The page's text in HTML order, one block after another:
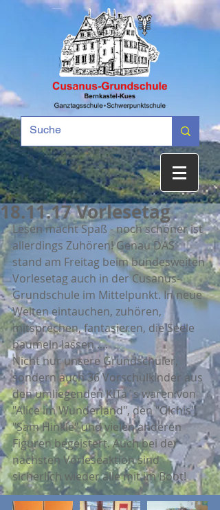
18.11.17 Vorlesetag
Lesen macht Spaß - noch schöner ist
allerdings Zuhören! Genau DAS
stand am Freitag beim bundesweiten
Vorlesetag auch in der Cusanus-
Grundschule im Mittelpunkt. In neue
Welten eintauchen, zuhören,
mitsprechen, fantasieren, die Seele
baumeln lassen ....
Nicht nur unsere Grundschüler,
sondern auch 36 Vorschulkinder aus
den umliegenden KiTa´s waren von
"Alice im Wunderland", den "Olchis",
"Sam Hinkle" und vielen anderen
Figuren begeistert. Auch bei der
nächsten Vorleseaktion sind
sicherlich wieder alle mit im Boot!